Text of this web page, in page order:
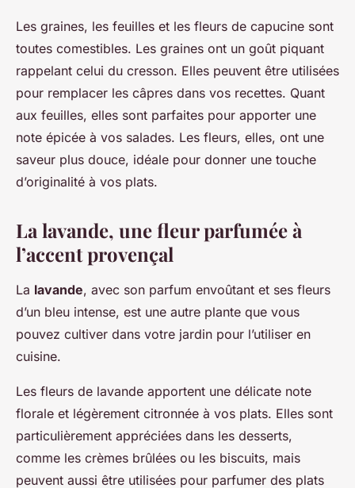
Les graines, les feuilles et les fleurs de capucine sont
toutes comestibles. Les graines ont un goût piquant
rappelant celui du cresson. Elles peuvent être utilisées
pour remplacer les câpres dans vos recettes. Quant
aux feuilles, elles sont parfaites pour apporter une
note épicée à vos salades. Les fleurs, elles, ont une
saveur plus douce, idéale pour donner une touche
d’originalité à vos plats.
La lavande, une fleur parfumée à
l’accent provençal
La lavande, avec son parfum envoûtant et ses fleurs
d’un bleu intense, est une autre plante que vous
pouvez cultiver dans votre jardin pour l’utiliser en
cuisine.
Les fleurs de lavande apportent une délicate note
florale et légèrement citronnée à vos plats. Elles sont
particulièrement appréciées dans les desserts,
comme les crèmes brûlées ou les biscuits, mais
peuvent aussi être utilisées pour parfumer des plats